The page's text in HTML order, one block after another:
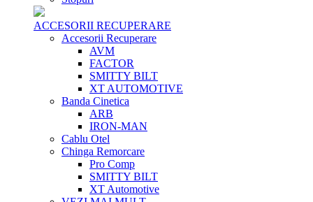
ACCESORII RECUPERARE
Accesorii Recuperare
AVM
FACTOR
SMITTY BILT
XT AUTOMOTIVE
Banda Cinetica
ARB
IRON-MAN
Cablu Otel
Chinga Remorcare
Pro Comp
SMITTY BILT
XT Automotive